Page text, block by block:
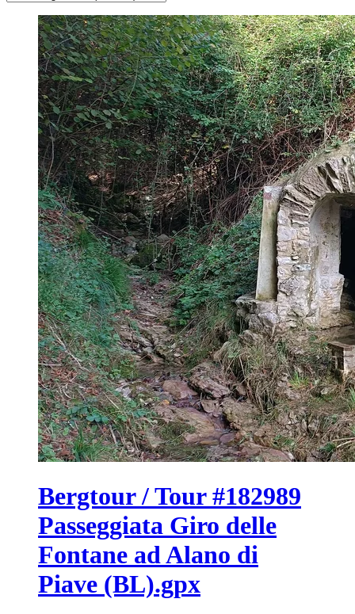
Bergtour / Tour #182989
Passeggiata Giro delle
Fontane ad Alano di
Piave (BL).gpx